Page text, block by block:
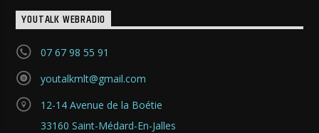
YOUTALK WEBRADIO
07 67 98 55 91
youtalkmlt@gmail.com
12-14 Avenue de la Boétie
33160 Saint-Médard-En-Jalles